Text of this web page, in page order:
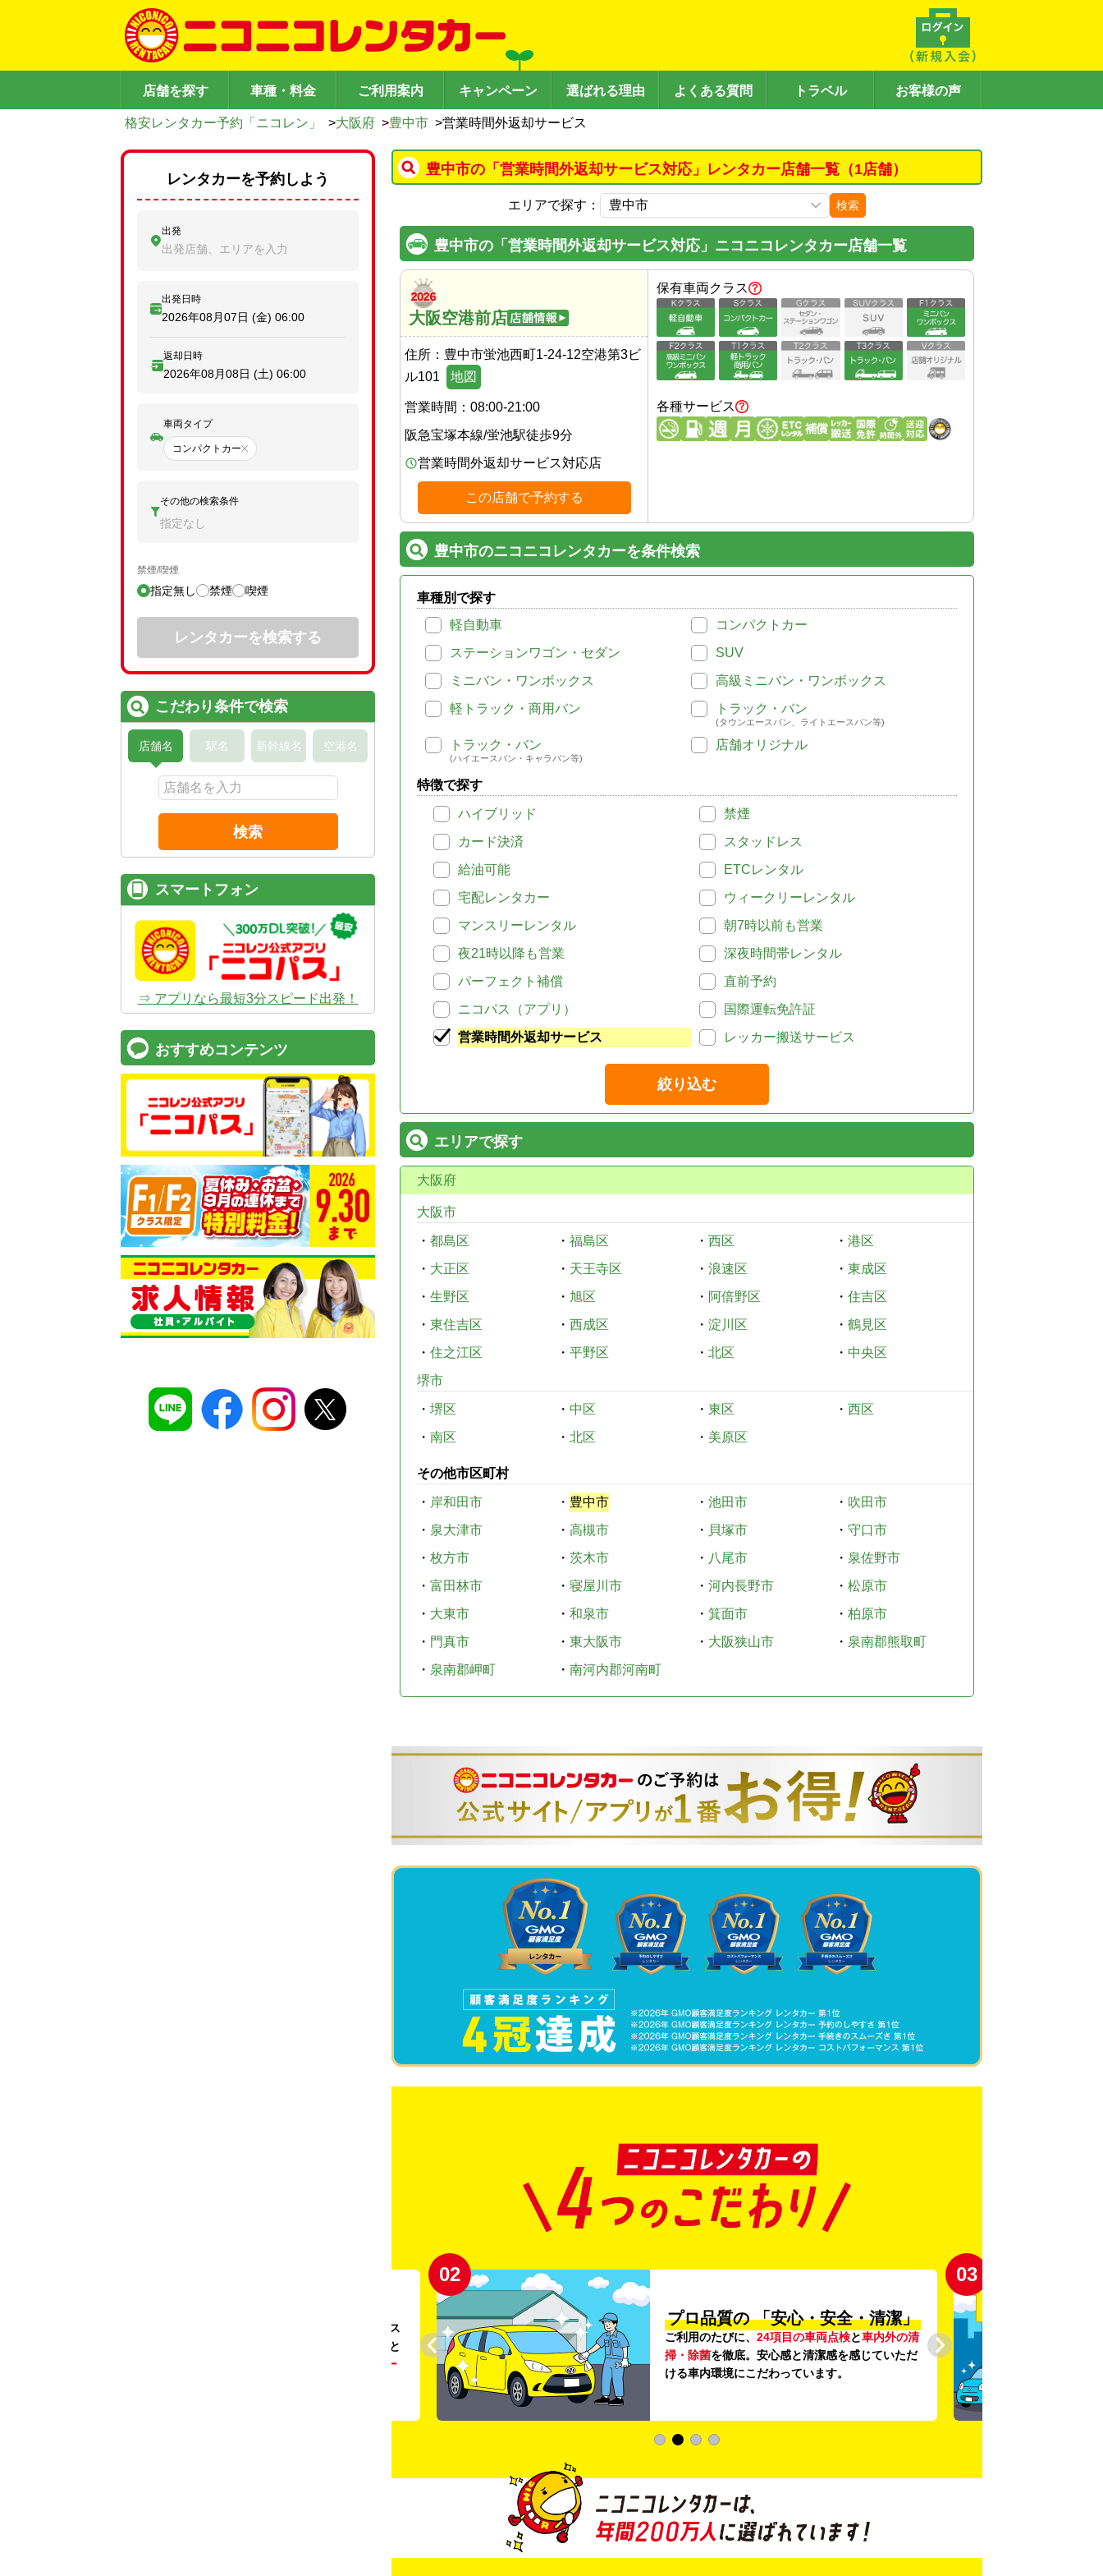
店舗を探す 車種・料金 ご利用案内 キャンペーン 選ばれる理由 よくある質問 トラベル お客様の声
格安レンタカー予約「ニコレン」 >大阪府 >豊中市 >営業時間外返却サービス
豊中市の「営業時間外返却サービス対応」レンタカー店舗一覧（1店舗）
エリアで探す： 検索
豊中市の「営業時間外返却サービス対応」ニコニコレンタカー店舗一覧
大阪空港前店
住所： 豊中市蛍池西町1-24-12空港第3ビ
ル101
地図
営業時間： 08:00-21:00
阪急宝塚本線/蛍池駅徒歩9分
営業時間外返却サービス対応店
この店舗で予約する
保有車両クラス
各種サービス
豊中市のニコニコレンタカーを条件検索
車種別で探す
軽自動車
コンパクトカー
ステーションワゴン・セダン
SUV
ミニバン・ワンボックス
高級ミニバン・ワンボックス
軽トラック・商用バン
トラック・バン
(タウンエースバン、ライトエースバン等)
トラック・バン
(ハイエースバン・キャラバン等)
店舗オリジナル
特徴で探す
ハイブリッド
禁煙
カード決済
スタッドレス
給油可能
ETCレンタル
宅配レンタカー
ウィークリーレンタル
マンスリーレンタル
朝7時以前も営業
夜21時以降も営業
深夜時間帯レンタル
パーフェクト補償
直前予約
ニコパス（アプリ）
国際運転免許証
営業時間外返却サービス
レッカー搬送サービス
絞り込む
エリアで探す
大阪府
大阪市
・ 都島区 ・ 福島区 ・ 西区 ・ 港区
・ 大正区 ・ 天王寺区 ・ 浪速区 ・ 東成区
・ 生野区 ・ 旭区 ・ 阿倍野区 ・ 住吉区
・ 東住吉区 ・ 西成区 ・ 淀川区 ・ 鶴見区
・ 住之江区 ・ 平野区 ・ 北区 ・ 中央区
堺市
・ 堺区 ・ 中区 ・ 東区 ・ 西区
・ 南区 ・ 北区 ・ 美原区
その他市区町村
・ 岸和田市 ・ 豊中市 ・ 池田市 ・ 吹田市
・ 泉大津市 ・ 高槻市 ・ 貝塚市 ・ 守口市
・ 枚方市 ・ 茨木市 ・ 八尾市 ・ 泉佐野市
・ 富田林市 ・ 寝屋川市 ・ 河内長野市 ・ 松原市
・ 大東市 ・ 和泉市 ・ 箕面市 ・ 柏原市
・ 門真市 ・ 東大阪市 ・ 大阪狭山市 ・ 泉南郡熊取町
・ 泉南郡岬町 ・ 南河内郡河南町
。ガソリンス
タンドや整備工場の既存インフラを活用すること
リー
02
プロ品質の 「安心・安全・清潔」
ご利用のたびに、 24項目の車両点検と車内外の清
掃・除菌を徹底。安心感と清潔感を感じていただ
ける車内環境にこだわっています。
03
レンタカーを予約しよう
出発
出発店舗、エリアを入力
出発日時
2026年08月07日 (金) 06:00
返却日時
2026年08月08日 (土) 06:00
車両タイプ
コンパクトカー
その他の検索条件
指定なし
禁煙/喫煙
指定無し 禁煙 喫煙
レンタカーを検索する
こだわり条件で検索
店舗名 駅名 新幹線名 空港名
検索
スマートフォン
⇒ アプリなら最短3分スピード出発！
おすすめコンテンツ